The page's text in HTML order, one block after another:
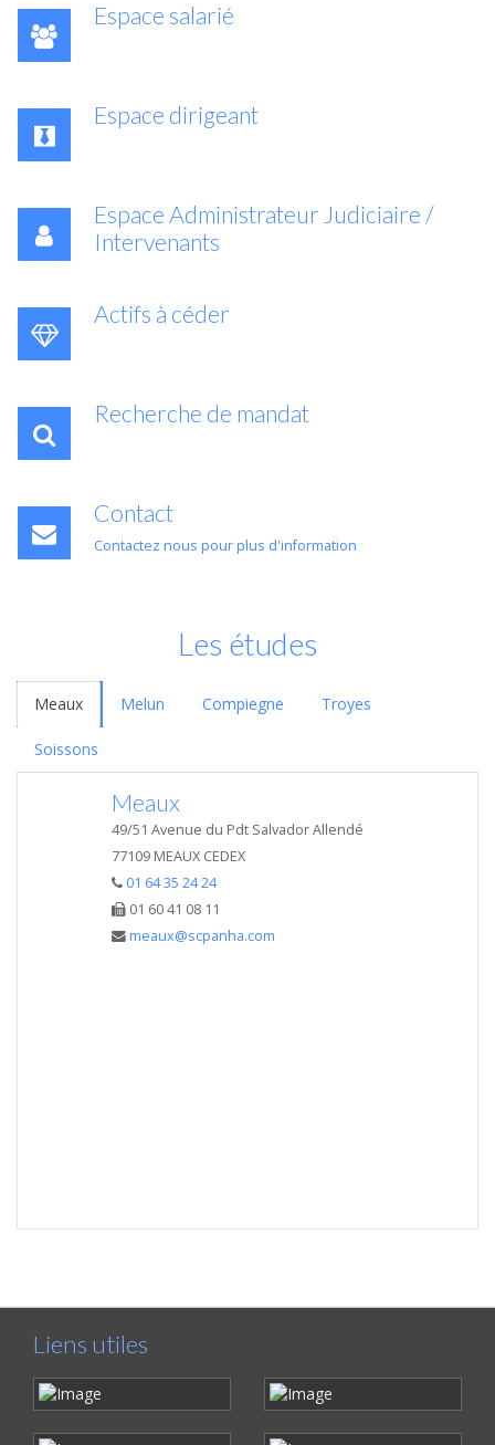
Espace salarié
Espace dirigeant
Espace Administrateur Judiciaire /
Intervenants
Actifs à céder
Recherche de mandat
Contact
Contactez nous pour plus d'information
Les études
Meaux Melun Compiegne Troyes
Soissons
Meaux
49/51 Avenue du Pdt Salvador Allendé
77109 MEAUX CEDEX
01 64 35 24 24
01 60 41 08 11
meaux@scpanha.com
Liens utiles